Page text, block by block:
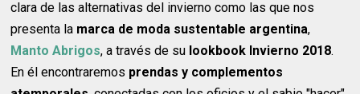
clara de las alternativas del invierno como las que nos
presenta la marca de moda sustentable argentina,
Manto Abrigos, a través de su lookbook Invierno 2018.
En él encontraremos prendas y complementos